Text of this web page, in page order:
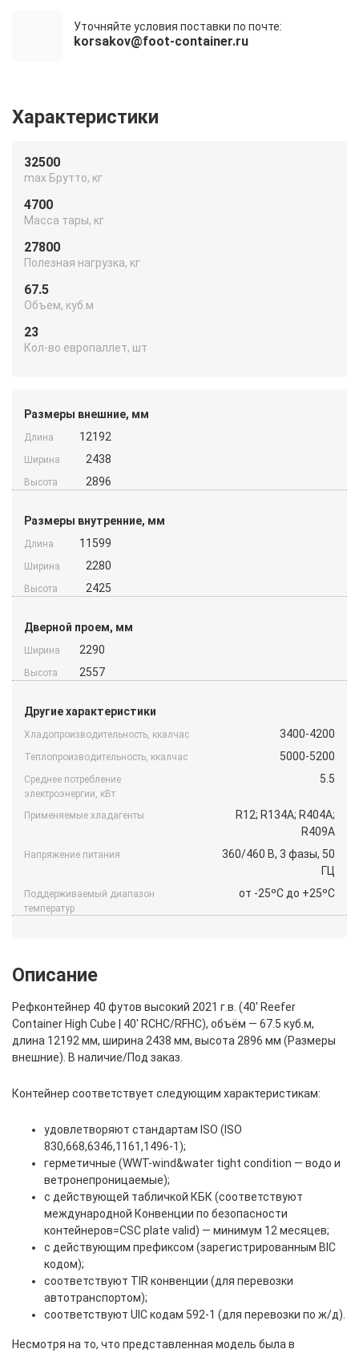
Уточняйте условия поставки по почте:
korsakov@foot-container.ru
Характеристики
32500
max Брутто, кг
4700
Масса тары, кг
27800
Полезная нагрузка, кг
67.5
Объем, куб.м
23
Кол-во европаллет, шт
Размеры внешние, мм
Длина 12192
Ширина 2438
Высота 2896
Размеры внутренние, мм
Длина 11599
Ширина 2280
Высота 2425
Дверной проем, мм
Ширина 2290
Высота 2557
Другие характеристики
Хладопроизводительность, ккалчас 3400-4200
Теплопроизводительность, ккалчас 5000-5200
Среднее потребление
электроэнергии, кВт
5.5
Применяемые хладагенты
R12; R134A; R404A;
R409A
Напряжение питания
360/460 B, 3 фазы, 50
ГЦ
Поддерживаемый диапазон
температур
от -25ºС до +25ºС
Описание
Рефконтейнер 40 футов высокий 2021 г.в. (40′ Reefer
Container High Cube | 40′ RCHC/RFHC), объём — 67.5 куб.м,
длина 12192 мм, ширина 2438 мм, высота 2896 мм (Размеры
внешние). В наличие/Под заказ.
Контейнер соответствует следующим характеристикам:
удовлетворяют стандартам ISO (ISO
830,668,6346,1161,1496-1);
герметичные (WWT-wind&water tight condition — водо и
ветронепроницаемые);
с действующей табличкой КБК (соответствуют
международной Конвенции по безопасности
контейнеров=CSC plate valid) — минимум 12 месяцев;
с действующим префиксом (зарегистрированным BIC
кодом);
соответствуют TIR конвенции (для перевозки
автотранспортом);
соответствуют UIC кодам 592-1 (для перевозки по ж/д).
Несмотря на то, что представленная модель была в